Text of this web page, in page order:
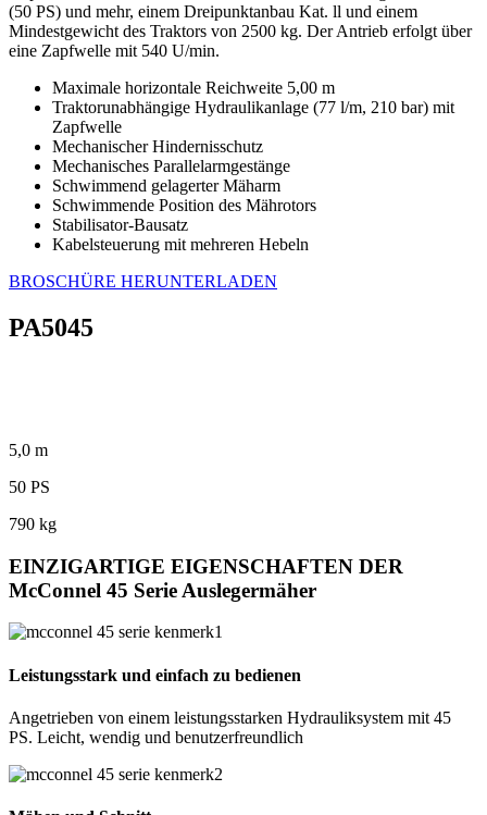
(50 PS) und mehr, einem Dreipunktanbau Kat. ll und einem
Mindestgewicht des Traktors von 2500 kg. Der Antrieb erfolgt über
eine Zapfwelle mit 540 U/min.
Maximale horizontale Reichweite 5,00 m
Traktorunabhängige Hydraulikanlage (77 l/m, 210 bar) mit
Zapfwelle
Mechanischer Hindernisschutz
Mechanisches Parallelarmgestänge
Schwimmend gelagerter Mäharm
Schwimmende Position des Mährotors
Stabilisator-Bausatz
Kabelsteuerung mit mehreren Hebeln
BROSCHÜRE HERUNTERLADEN
PA5045
5,0 m
50 PS
790 kg
EINZIGARTIGE EIGENSCHAFTEN DER
McConnel 45 Serie Auslegermäher
Leistungsstark und einfach zu bedienen
Angetrieben von einem leistungsstarken Hydrauliksystem mit 45
PS. Leicht, wendig und benutzerfreundlich